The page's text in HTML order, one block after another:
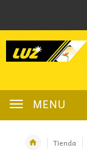
MENU
Tienda